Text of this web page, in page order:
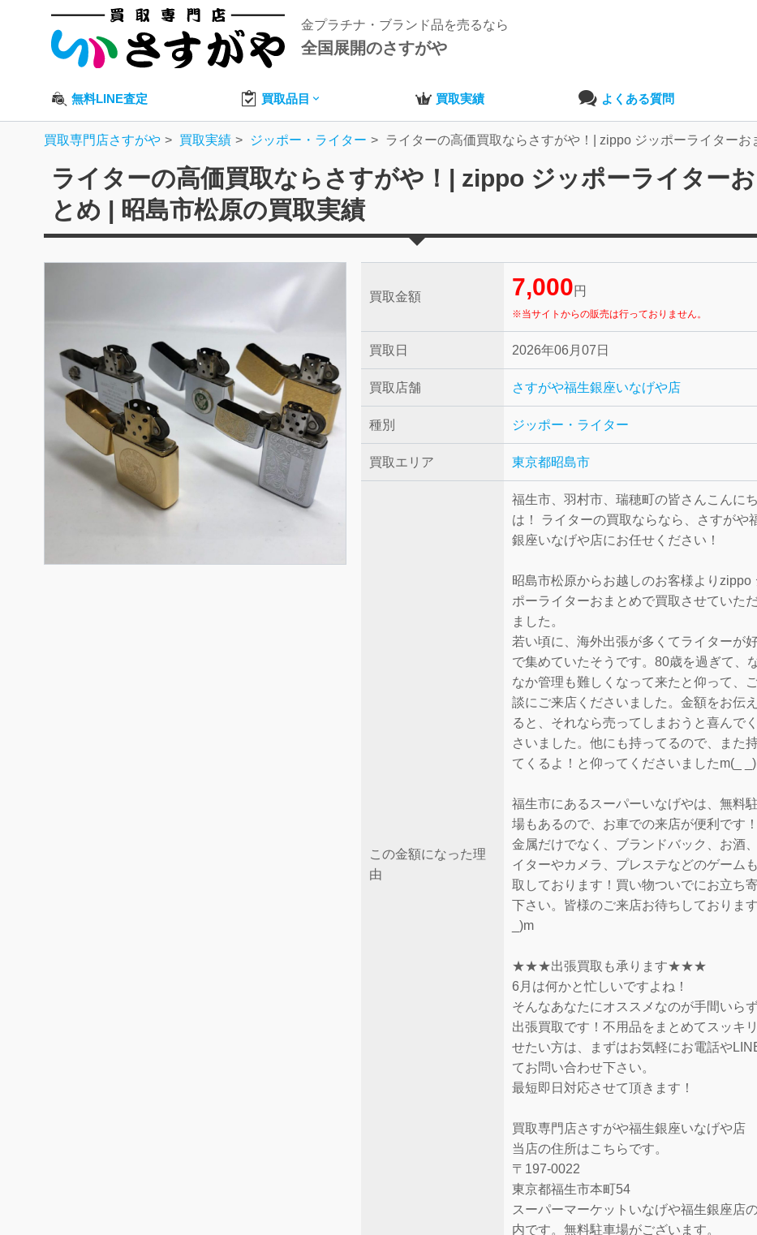
金プラチナ・ブランド品を売るなら
全国展開のさすがや
無料LINE査定 買取品目 買取実績 よくある質問
買取専門店さすがや 買取実績 ジッポー・ライター ライターの高価買取ならさすがや！| zippo ジッポーライターお
ライターの高価買取ならさすがや！| zippo ジッポーライターお
とめ | 昭島市松原の買取実績
買取金額 7,000 円
※当サイトからの販売は行っておりません。
買取日 2026年06月07日
買取店舗 さすがや福生銀座いなげや店
種別 ジッポー・ライター
買取エリア 東京都昭島市
この金額になった理
由
福生市、羽村市、瑞穂町の皆さんこんにち
は！ ライターの買取ならなら、さすがや
銀座いなげや店にお任せください！
昭島市松原からお越しのお客様よりzippo
ポーライターおまとめで買取させていた
ました。
若い頃に、海外出張が多くてライターが
で集めていたそうです。80歳を過ぎて、
なか管理も難しくなって来たと仰って、
談にご来店くださいました。金額をお伝
ると、それなら売ってしまおうと喜んで
さいました。他にも持ってるので、また
てくるよ！と仰ってくださいましたm(_
福生市にあるスーパーいなげやは、無料
場もあるので、お車での来店が便利です
金属だけでなく、ブランドバック、お酒
イターやカメラ、プレステなどのゲーム
取しております！買い物ついでにお立ち
下さい。皆様のご来店お待ちしております
_)m
★★★出張買取も承ります★★★
6月は何かと忙しいですよね！
そんなあなたにオススメなのが手間いら
出張買取です！不用品をまとめてスッキ
せたい方は、まずはお気軽にお電話や
てお問い合わせ下さい。
最短即日対応させて頂きます！
買取専門店さすがや福生銀座いなげや店
当店の住所はこちらです。
〒197-0022
東京都福生市本町54
スーパーマーケットいなげや福生銀座店
内です。無料駐車場がございます。